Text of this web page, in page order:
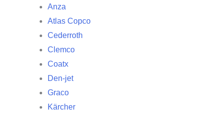
Anza
Atlas Copco
Cederroth
Clemco
Coatx
Den-jet
Graco
Kärcher